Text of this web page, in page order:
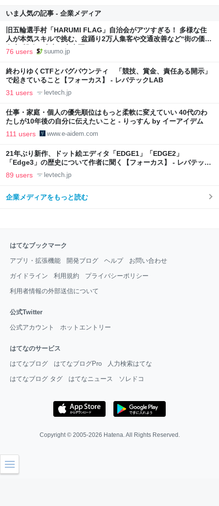
いま人気の記事 - 企業メディア
旧五輪選手村「HARUMI FLAG」自治会がアツすぎる！ 多様な住
人が本気スキルで挑む、盆踊り2万人集客や交通改善など“街の価値
向上”戦略 東京・中央区
76 users suumo.jp
終わりゆくCTFとバグバウンティ 「競技、賞金、責任ある開示」
で起きていること【フォーカス】 - レバテックLAB
31 users levtech.jp
仕事・家庭・個人の優先順位はもっと柔軟に変えていい 40代のわ
たしが10年後の自分に伝えたいこと - りっすん by イーアイデム
111 users www.e-aidem.com
21年ぶり新作、ドット絵エディタ「EDGE1」「EDGE2」
「Edge3」の歴史について作者に聞く【フォーカス】 - レバテック
LAB
89 users levtech.jp
企業メディアをもっと読む
はてなブックマーク
アプリ・拡張機能 開発ブログ ヘルプ お問い合わせ
ガイドライン 利用規約 プライバシーポリシー
利用者情報の外部送信について
公式Twitter
公式アカウント ホットエントリー
はてなのサービス
はてなブログ はてなブログPro 人力検索はてな
はてなブログ タグ はてなニュース ソレドコ
Copyright © 2005-2026 Hatena . All Rights Reserved.